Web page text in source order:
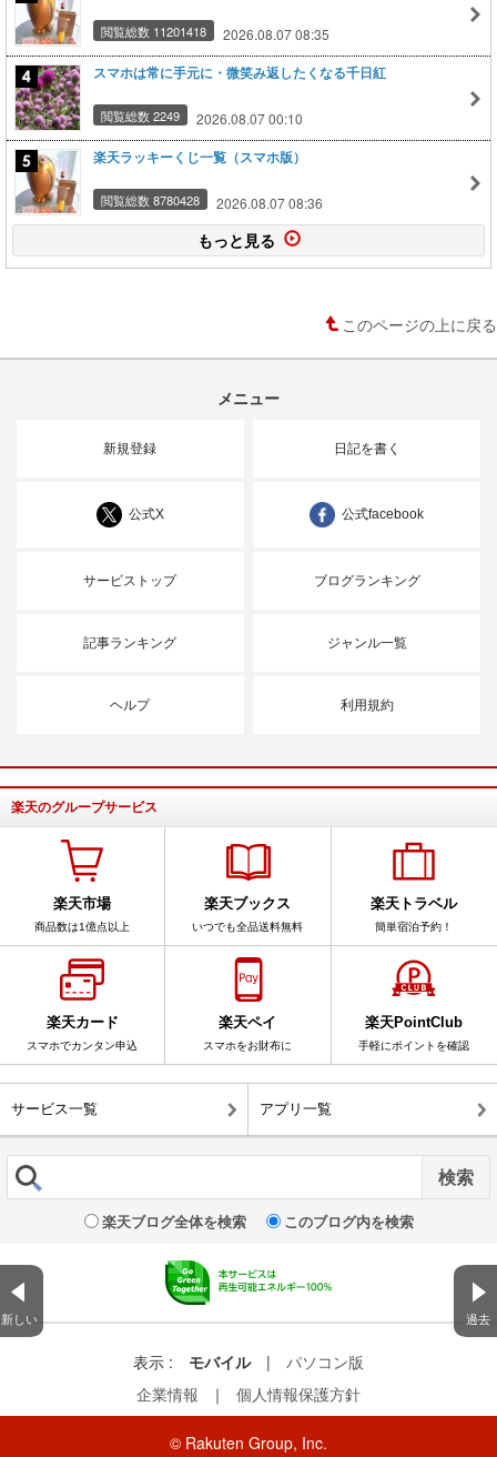
新しい 過去
閲覧総数 11201418 2026.08.07 08:35
スマホは常に手元に・微笑み返したくなる千日紅
閲覧総数 2249 2026.08.07 00:10
楽天ラッキーくじ一覧（スマホ版）
閲覧総数 8780428 2026.08.07 08:36
もっと見る
このページの上に戻る
メニュー
新規登録 日記を書く
公式X 公式facebook
サービストップ ブログランキング
記事ランキング ジャンル一覧
ヘルプ 利用規約
楽天のグループサービス
楽天市場
商品数は1億点以上
楽天ブックス
いつでも全品送料無料
楽天トラベル
簡単宿泊予約！
楽天カード
スマホでカンタン申込
楽天ペイ
スマホをお財布に
楽天PointClub
手軽にポイントを確認
サービス一覧 アプリ一覧
楽天ブログ全体を検索 このブログ内を検索
表示 : モバイル |
パソコン版
企業情報
｜ 個人情報保護方針
© Rakuten Group, Inc.